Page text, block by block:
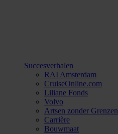
Succesverhalen
RAI Amsterdam
CruiseOnline.com
Liliane Fonds
Volvo
Artsen zonder Grenzen
Carrière
Bouwmaat